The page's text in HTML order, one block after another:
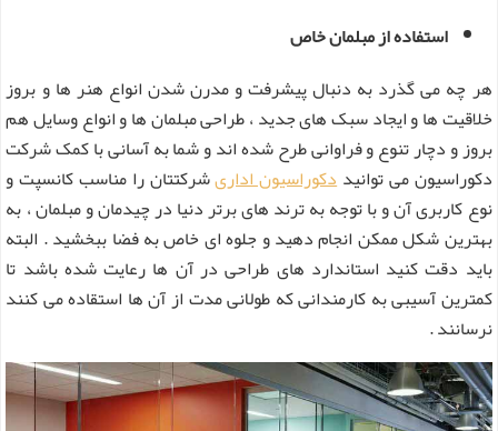
استفاده از مبلمان خاص
هر چه می گذرد به دنبال پیشرفت و مدرن شدن انواع هنر ها و بروز
خلاقیت ها و ایجاد سبک های جدید ، طراحی مبلمان ها و انواع وسایل هم
بروز و دچار تنوع و فراوانی طرح شده اند و شما به آسانی با کمک شرکت
دکوراسیون می توانیددکوراسیون اداریشرکتتان را مناسب کانسپت و
نوع کاربری آن و با توجه به ترند های برتر دنیا در چیدمان و مبلمان ، به
بهترین شکل ممکن انجام دهید و جلوه ای خاص به فضا ببخشید . البته
باید دقت کنید استاندارد های طراحی در آن ها رعایت شده باشد تا
کمترین آسیبی به کارمندانی که طولانی مدت از آن ها استقاده می کنند
نرسانند .